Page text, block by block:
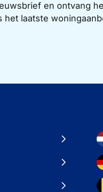
en ontvang
het laatste